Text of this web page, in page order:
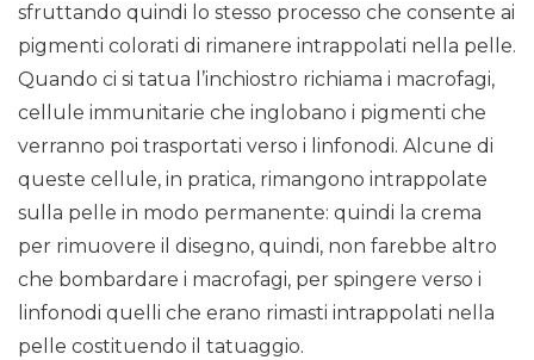
sfruttando quindi lo stesso processo che consente ai
pigmenti colorati di rimanere intrappolati nella pelle.
Quando ci si tatua l’inchiostro richiama i macrofagi,
cellule immunitarie che inglobano i pigmenti che
verranno poi trasportati verso i linfonodi. Alcune di
queste cellule, in pratica, rimangono intrappolate
sulla pelle in modo permanente: quindi la crema
per rimuovere il disegno, quindi, non farebbe altro
che bombardare i macrofagi, per spingere verso i
linfonodi quelli che erano rimasti intrappolati nella
pelle costituendo il tatuaggio.